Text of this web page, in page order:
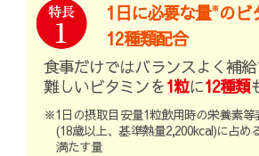
特長
1 1日に必要な量※のビ
12種類配合
食事だけではバランスよく補
難しいビタミンを1粒に12種類
※1日の摂取目安量1粒飲用時の栄養素等
(18歳以上、基準熱量2,200kcal)に占め
満たす量